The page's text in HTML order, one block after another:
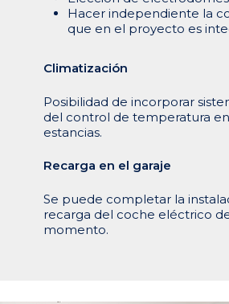
Hacer independiente la
que en el proyecto es
Climatización
Posibilidad de incorporar
del control de temperatura
estancias.
Recarga en el garaje
Se puede completar la
recarga del coche eléctrico
momento.